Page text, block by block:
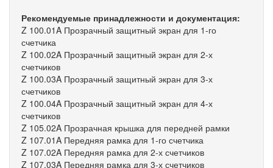
Рекомендуемые принадлежности и документация:
Z 100.01A Прозрачный защитный экран для 1-го
счетчика
Z 100.02A Прозрачный защитный экран для 2-х
счетчиков
Z 100.03A Прозрачный защитный экран для 3-х
счетчиков
Z 100.04A Прозрачный защитный экран для 4-х
счетчиков
Z 105.02A Прозрачная крышка для передней рамки
Z 107.01A Передняя рамка для 1-го счетчика
Z 107.02A Передняя рамка для 2-х счетчиков
Z 107.03A Передняя рамка для 3-х счетчиков